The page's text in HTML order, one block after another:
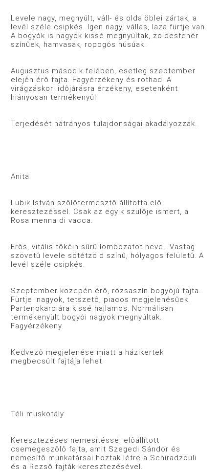
Levele nagy, megnyúlt, váll- és oldalöblei zártak, a
levél széle csipkés. Igen nagy, vállas, laza fürtje van.
A bogyók is nagyok kissé megnyúltak, zöldesfehér
színûek, hamvasak, ropogós húsúak.
Augusztus második felében, esetleg szeptember
elején érô fajta. Fagyérzékeny és rothad. A
virágzáskori idôjárásra érzékeny, esetenként
hiányosan termékenyül.
Terjedését hátrányos tulajdonságai akadályozzák.
Anita
Lubik István szôlôtermesztô állította elô
keresztezéssel. Csak az egyik szülôje ismert, a
Rosa menna di vacca.
Erôs, vitális tôkéin sûrû lombozatot nevel. Vastag
szövetû levele sötétzöld színû, hólyagos felületû. A
levél széle csipkés.
Szeptember közepén érô, rózsaszín bogyójú fajta.
Fürtjei nagyok, tetszetô, piacos megjelenésûek.
Partenokarpiára kissé hajlamos. Normálisan
termékenyült bogyói nagyok megnyúltak.
Fagyérzékeny.
Kedvezô megjelenése miatt a házikertek
megbecsült fajtája lehet.
Téli muskotály
Keresztezéses nemesítéssel elôállított
csemegeszôlô fajta, amit Szegedi Sándor és
nemesítô munkatársai hoztak létre a Schiradzouli
és a Rezsô fajták keresztezésével.